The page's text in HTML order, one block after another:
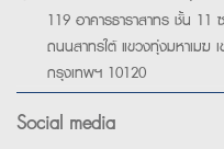
119 อาคารธาราสาทร ชั้น 11
ถนนสาทรใต้ แขวงทุ่งมหาเมฆ
กรุงเทพฯ 10120
Social media